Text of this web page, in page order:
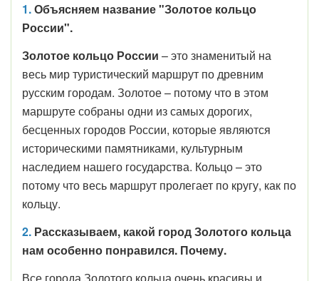
1.Объясняем название "Золотое кольцо
России".
Золотое кольцо России – это знаменитый на
весь мир туристический маршрут по древним
русским городам. Золотое – потому что в этом
маршруте собраны одни из самых дорогих,
бесценных городов России, которые являются
историческими памятниками, культурным
наследием нашего государства. Кольцо – это
потому что весь маршрут пролегает по кругу, как по
кольцу.
2. Рассказываем, какой город Золотого кольца
нам особенно понравился. Почему.